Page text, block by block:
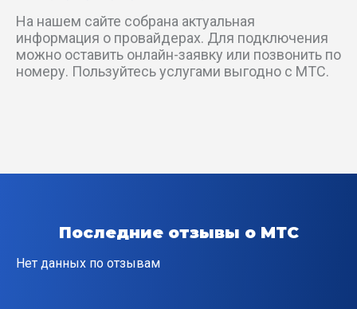
пер Заматинский 2-й
пер Заматинский 3-й
пер Куйбышева
пер Куприна 1-й
На нашем сайте собрана актуальная
информация о провайдерах. Для подключения
можно оставить онлайн-заявку или позвонить по
номеру. Пользуйтесь услугами выгодно с МТС.
Последние отзывы о МТС
Нет данных по отзывам